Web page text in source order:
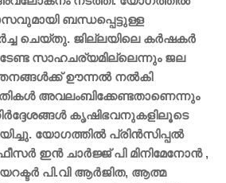
ബന്ധപ്പെട്ടുള്ള
ചെയ്തു. ജില്ലയിലെ കര്‍ഷകര്‍
സാഹചര്യമില്ലെന്നും ജല
ഊന്നല്‍ നല്‍കി
അവലംബിക്കേണ്ടതാണെന്നും
കൃഷിഭവനുകളിലൂടെ
യോഗത്തില്‍ പ്രിന്‍സിപ്പല്‍
ഇന്‍ ചാര്‍ജ്ജ് പി മിനിമേനോന്‍ ,
പി.വി ആര്‍ജിത, ആത്മ